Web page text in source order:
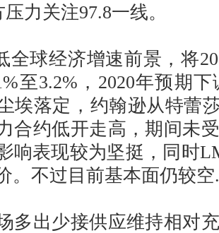
力关注97.8一线。
球经济增速前景，将
至3.2%，2020年预期下
埃落定，约翰逊从特蕾
合约低开走高，期间未
响表现较为坚挺，同时
。不过目前基本面仍较空.
出少接供应维持相对充